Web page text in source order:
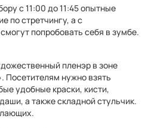
с 11:00 до 11:45 опытные
по стретчингу, а с
попробовать себя в зумбе.
пленэр в зоне
Посетителям нужно взять
удобные краски, кисти,
а также складной стульчик.